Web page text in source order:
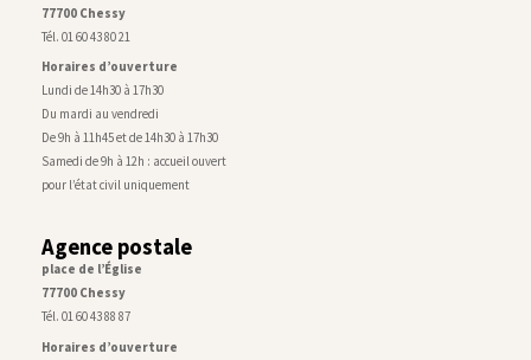
77700 Chessy
Tél. 01 60 43 80 21
Horaires d’ouverture
Lundi de 14h30 à 17h30
Du mardi au vendredi
De 9h à 11h45 et de 14h30 à 17h30
Samedi de 9h à 12h : accueil ouvert
pour l’état civil uniquement
Agence postale
place de l’Église
77700 Chessy
Tél. 01 60 43 88 87
Horaires d’ouverture